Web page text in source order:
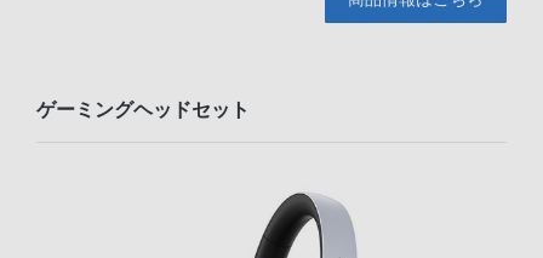
ゲーミングヘッドセット